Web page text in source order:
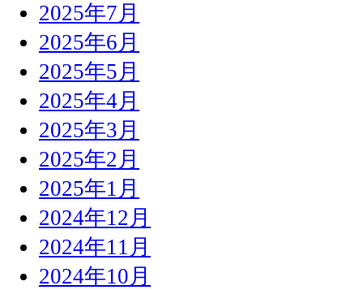
2025年7月
2025年6月
2025年5月
2025年4月
2025年3月
2025年2月
2025年1月
2024年12月
2024年11月
2024年10月